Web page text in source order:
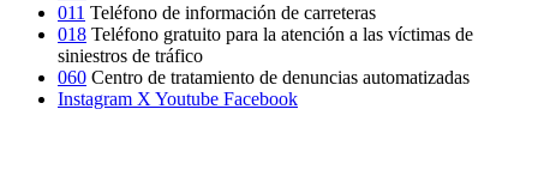
011 Teléfono de información de carreteras
018 Teléfono gratuito para la atención a las víctimas de
siniestros de tráfico
060 Centro de tratamiento de denuncias automatizadas
Instagram X Youtube Facebook